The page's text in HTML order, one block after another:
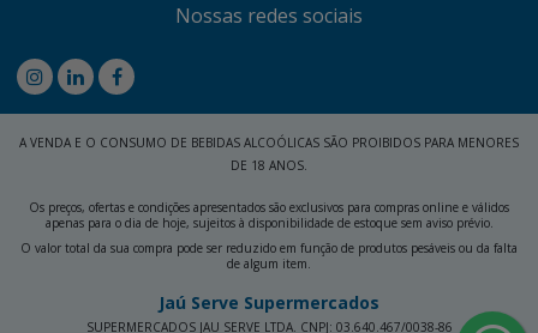
Nossas redes sociais
A VENDA E O CONSUMO DE BEBIDAS ALCOÓLICAS SÃO PROIBIDOS PARA MENORES
DE 18 ANOS.
Os preços, ofertas e condições apresentados são exclusivos para compras online e válidos
apenas para o dia de hoje, sujeitos à disponibilidade de estoque sem aviso prévio.
O valor total da sua compra pode ser reduzido em função de produtos pesáveis ou da falta
de algum item.
Jaú Serve Supermercados
SUPERMERCADOS JAU SERVE LTDA. CNPJ: 03.640.467/0038-86